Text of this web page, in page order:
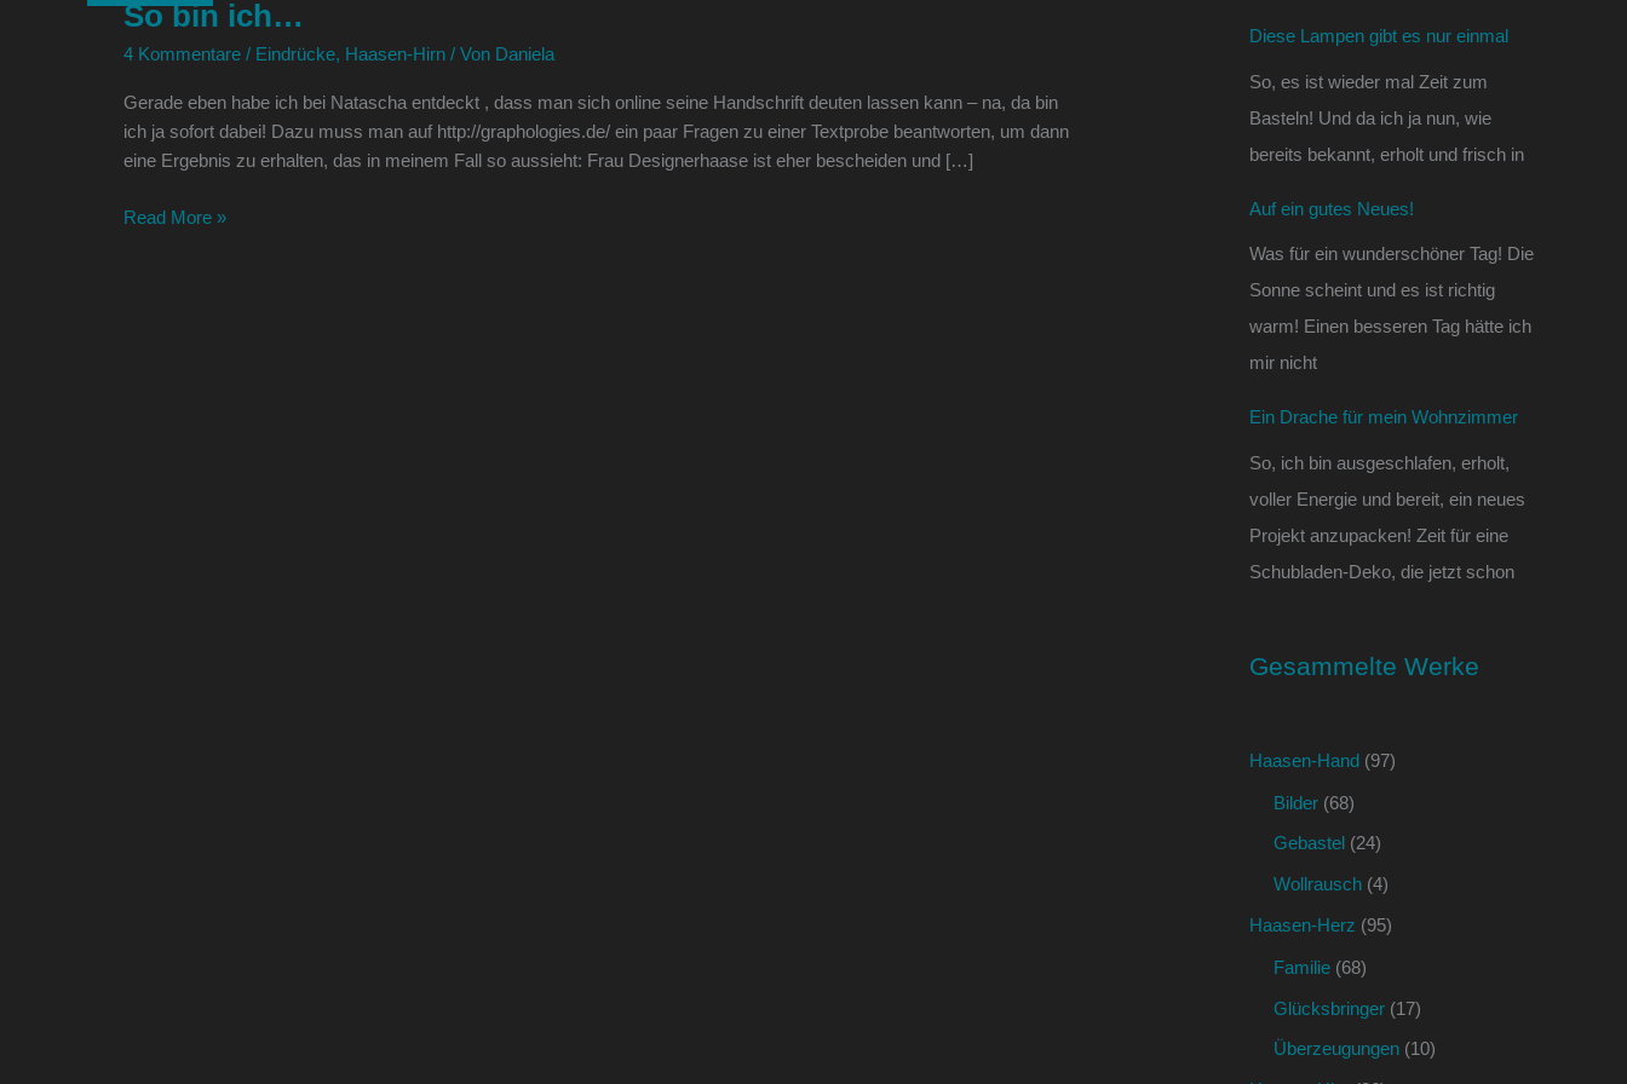
So bin ich…
4 Kommentare / Eindrücke, Haasen-Hirn / Von Daniela
Gerade eben habe ich bei Natascha entdeckt , dass man sich online seine Handschrift deuten lassen kann – na, da bin
ich ja sofort dabei! Dazu muss man auf http://graphologies.de/ ein paar Fragen zu einer Textprobe beantworten, um dann
eine Ergebnis zu erhalten, das in meinem Fall so aussieht: Frau Designerhaase ist eher bescheiden und […]
ich…
Read More »
Diese Lampen gibt es nur einmal
So, es ist wieder mal Zeit zum
Basteln! Und da ich ja nun, wie
bereits bekannt, erholt und frisch in
Auf ein gutes Neues!
Was für ein wunderschöner Tag! Die
Sonne scheint und es ist richtig
warm! Einen besseren Tag hätte ich
mir nicht
Ein Drache für mein Wohnzimmer
So, ich bin ausgeschlafen, erholt,
voller Energie und bereit, ein neues
Projekt anzupacken! Zeit für eine
Schubladen-Deko, die jetzt schon
Gesammelte Werke
Haasen-Hand (97)
Bilder (68)
Gebastel (24)
Wollrausch (4)
Haasen-Herz (95)
Familie (68)
Glücksbringer (17)
Überzeugungen (10)